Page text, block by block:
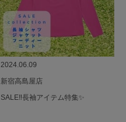
2024.06.09
新宿高島屋店
SALE‼️長袖アイテム特集✨